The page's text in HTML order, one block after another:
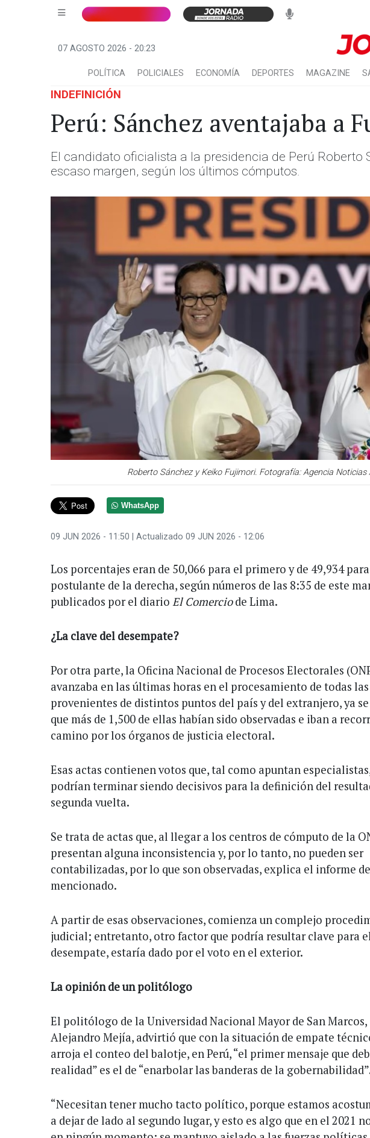
07 AGOSTO 2026 - 20:23
POLÍTICA POLICIALES ECONOMÍA DEPORTES MAGAZINE
INDEFINICIÓN
Perú: Sánchez aventajaba a
El candidato oficialista a la presidencia de Perú
escaso margen, según los últimos cómputos.
Roberto Sánchez y Keiko Fujimori. Fotografía: Agencia
WhatsApp
09 JUN 2026 - 11:50 | Actualizado 09 JUN 2026 - 12:06
Los porcentajes eran de 50,066 para el primero y de 49,934
postulante de la derecha, según números de las 8:35 de este
publicados por el diario El Comerciode Lima.
¿La clave del desempate?
Por otra parte, la Oficina Nacional de Procesos Electorales
avanzaba en las últimas horas en el procesamiento de todas
provenientes de distintos puntos del país y del extranjero, ya
que más de 1,500 de ellas habían sido observadas e iban a
camino por los órganos de justicia electoral.
Esas actas contienen votos que, tal como apuntan
podrían terminar siendo decisivos para la definición del
segunda vuelta.
Se trata de actas que, al llegar a los centros de cómputo de la
presentan alguna inconsistencia y, por lo tanto, no pueden ser
contabilizadas, por lo que son observadas, explica el informe
mencionado.
A partir de esas observaciones, comienza un complejo
judicial; entretanto, otro factor que podría resultar clave para el
desempate, estaría dado por el voto en el exterior.
La opinión de un politólogo
El politólogo de la Universidad Nacional Mayor de San Marcos,
Alejandro Mejía, advirtió que con la situación de empate
arroja el conteo del balotje, en Perú, “el primer mensaje que
realidad” es el de “enarbolar las banderas de la
“Necesitan tener mucho tacto político, porque estamos
a dejar de lado al segundo lugar, y esto es algo que en el 2021